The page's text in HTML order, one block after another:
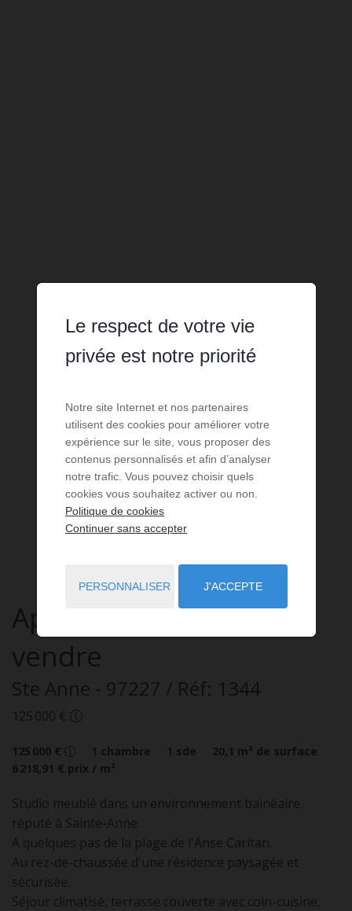
Appartement1 pièce
vendre
Ste Anne - 97227 / Réf: 1344
125 000 €
125 000 € 1 chambre 1 sde 20,1 m² de surface
6 218,91 € prix / m²
Studio meublé dans un environnement balnéaire
réputé à Sainte-Anne.
A quelques pas de la plage de l'Anse Caritan.
Au rez-de-chaussée d'une résidence paysagée et
sécurisée.
Séjour climatisé, terrasse couverte avec coin-cuisine,
Le respect de votre vie
privée est notre priorité
Notre site Internet et nos partenaires
utilisent des cookies pour améliorer votre
expérience sur le site, vous proposer des
contenus personnalisés et afin d’analyser
notre trafic. Vous pouvez choisir quels
cookies vous souhaitez activer ou non.
Politique de cookies
Continuer sans accepter
PERSONNALISER J'ACCEPTE